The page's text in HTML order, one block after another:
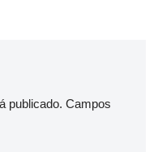
publicado. Campos